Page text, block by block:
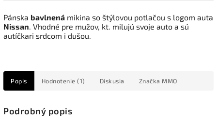
Pánska bavlnená mikina so štýlovou potlačou s logom auta
Nissan. Vhodné pre mužov, kt. milujú svoje auto a sú
autíčkari srdcom i dušou.
Popis Hodnotenie (1) Diskusia Značka MMO
Podrobný popis